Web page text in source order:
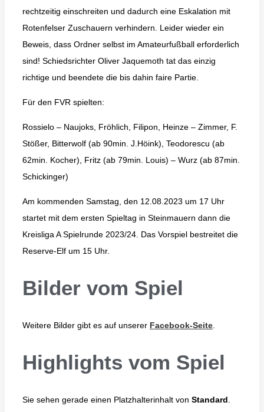
rechtzeitig einschreiten und dadurch eine Eskalation mit
Rotenfelser Zuschauern verhindern. Leider wieder ein
Beweis, dass Ordner selbst im Amateurfußball erforderlich
sind! Schiedsrichter Oliver Jaquemoth tat das einzig
richtige und beendete die bis dahin faire Partie.
Für den FVR spielten:
Rossielo – Naujoks, Fröhlich, Filipon, Heinze – Zimmer, F.
Stößer, Bitterwolf (ab 90min. J.Höink), Teodorescu (ab
62min. Kocher), Fritz (ab 79min. Louis) – Wurz (ab 87min.
Schickinger)
Am kommenden Samstag, den 12.08.2023 um 17 Uhr
startet mit dem ersten Spieltag in Steinmauern dann die
Kreisliga A Spielrunde 2023/24. Das Vorspiel bestreitet die
Reserve-Elf um 15 Uhr.
Bilder vom Spiel
Weitere Bilder gibt es auf unserer Facebook-Seite
Highlights vom Spiel
Sie sehen gerade einen Platzhalterinhalt von Standard